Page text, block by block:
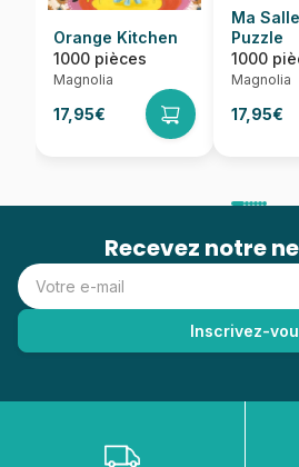
Orange Kitchen
1000 pièces
Magnolia
17,95€
Ma
Puzzle
1000
Magnolia
17,95€
Recevez notre